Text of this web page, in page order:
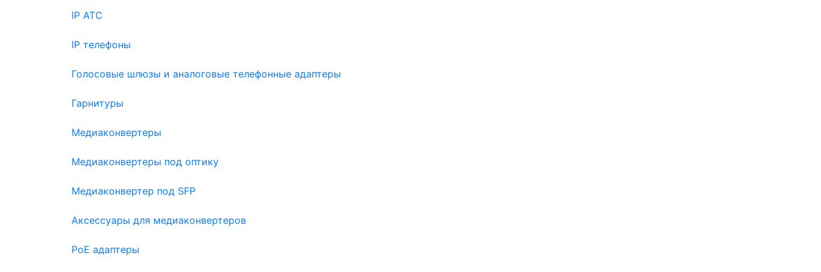
IP АТС
IP телефоны
Голосовые шлюзы и аналоговые телефонные адаптеры
Гарнитуры
Медиаконвертеры
Медиаконвертеры под оптику
Медиаконвертер под SFP
Аксессуары для медиаконвертеров
PoE адаптеры